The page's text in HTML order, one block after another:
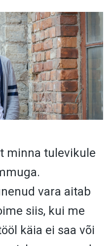
minna tulevikule
vara aitab
siis, kui me
käia ei saa või